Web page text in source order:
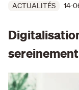
ACTUALITÉS 14-